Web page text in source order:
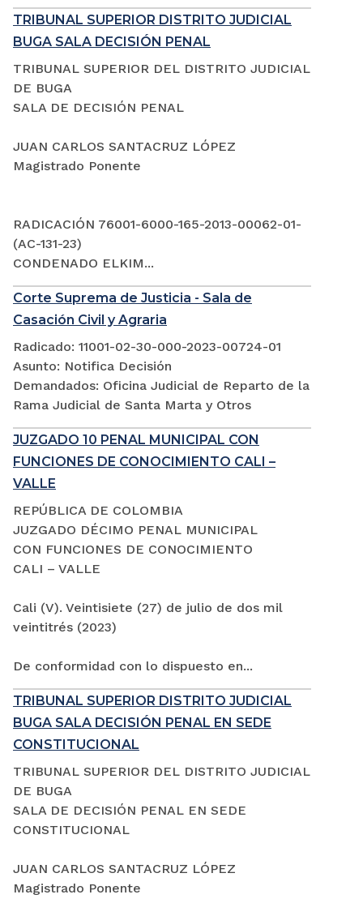
TRIBUNAL SUPERIOR DISTRITO JUDICIAL
BUGA SALA DECISIÓN PENAL
TRIBUNAL SUPERIOR DEL DISTRITO JUDICIAL
DE BUGA
SALA DE DECISIÓN PENAL
JUAN CARLOS SANTACRUZ LÓPEZ
Magistrado Ponente
RADICACIÓN 76001-6000-165-2013-00062-01-
(AC-131-23)
CONDENADO ELKIM...
Corte Suprema de Justicia - Sala de
Casación Civil y Agraria
Radicado: 11001-02-30-000-2023-00724-01
Asunto: Notifica Decisión
Demandados: Oficina Judicial de Reparto de la
Rama Judicial de Santa Marta y Otros
JUZGADO 10 PENAL MUNICIPAL CON
FUNCIONES DE CONOCIMIENTO CALI –
VALLE
REPÚBLICA DE COLOMBIA
JUZGADO DÉCIMO PENAL MUNICIPAL
CON FUNCIONES DE CONOCIMIENTO
CALI – VALLE
Cali (V). Veintisiete (27) de julio de dos mil
veintitrés (2023)
De conformidad con lo dispuesto en...
TRIBUNAL SUPERIOR DISTRITO JUDICIAL
BUGA SALA DECISIÓN PENAL EN SEDE
CONSTITUCIONAL
TRIBUNAL SUPERIOR DEL DISTRITO JUDICIAL
DE BUGA
SALA DE DECISIÓN PENAL EN SEDE
CONSTITUCIONAL
JUAN CARLOS SANTACRUZ LÓPEZ
Magistrado Ponente